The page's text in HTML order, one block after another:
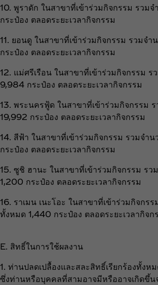
10. พูราดัก ในสาขาที่เข้าร่วมกิจกรรม รวม
กระป๋อง ตลอดระยะเวลากิจกรรม
11. ยอนดู ในสาขาที่เข้าร่วมกิจกรรม รวมจ
กระป๋อง ตลอดระยะเวลากิจกรรม
12. แม่ศรีเรือน ในสาขาที่เข้าร่วมกิจกรรม ร
9,984 กระป๋อง ตลอดระยะเวลากิจกรรม
13. พระนครฟู้ด ในสาขาที่เข้าร่วมกิจกรรม
19,992 กระป๋อง ตลอดระยะเวลากิจกรรม
14. สีฟ้า ในสาขาที่เข้าร่วมกิจกรรม รวมจำ
กระป๋อง ตลอดระยะเวลากิจกรรม
15. ซูชิ ฮานะ ในสาขาที่เข้าร่วมกิจกรรม รว
1,200 กระป๋อง ตลอดระยะเวลากิจกรรม
16. ราเมน เนะโอะ ในสาขาที่เข้าร่วมกิจกร
ทั้งหมด 1,440 กระป๋อง ตลอดระยะเวลากิจก
E. สิทธิ์ในการใช้ผลงาน
1. ท่านปลดเปลื้องและสละสิทธิ์เรียกร้องทั้งห
ซึ่งท่านหรือบุคคลที่สามอาจมีหรืออาจเกิดขึ้